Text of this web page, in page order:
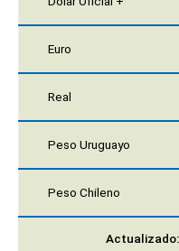
Euro
Real
Peso Uruguayo
Peso Chileno